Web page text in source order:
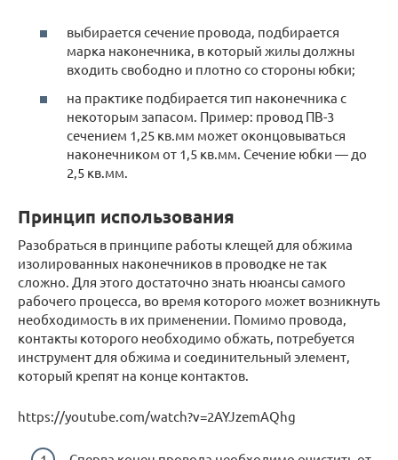
выбирается сечение провода, подбирается
марка наконечника, в который жилы должны
входить свободно и плотно со стороны юбки;
на практике подбирается тип наконечника с
некоторым запасом. Пример: провод ПВ-3
сечением 1,25 кв.мм может оконцовываться
наконечником от 1,5 кв.мм. Сечение юбки — до
2,5 кв.мм.
Принцип использования
Разобраться в принципе работы клещей для обжима
изолированных наконечников в проводке не так
сложно. Для этого достаточно знать нюансы самого
рабочего процесса, во время которого может возникнуть
необходимость в их применении. Помимо провода,
контакты которого необходимо обжать, потребуется
инструмент для обжима и соединительный элемент,
который крепят на конце контактов.
https://youtube.com/watch?v=2AYJzemAQhg